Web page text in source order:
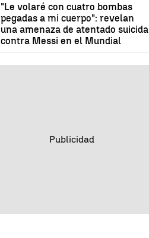
"Le volaré con cuatro bombas
pegadas a mi cuerpo": revelan
una amenaza de atentado suicida
contra Messi en el Mundial